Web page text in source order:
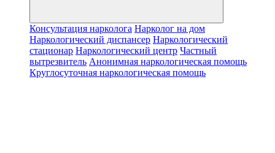
Консультация нарколога Нарколог на дом
Наркологический диспансер Наркологический
стационар Наркологический центр Частный
вытрезвитель Анонимная наркологическая помощь
Круглосуточная наркологическая помощь